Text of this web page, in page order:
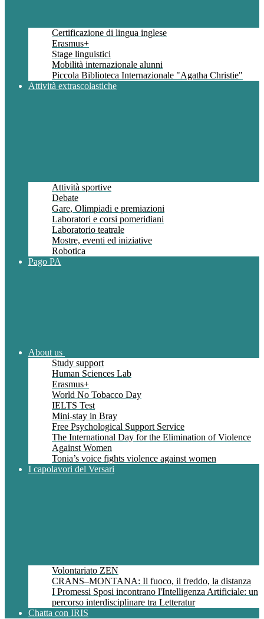
Certificazione di lingua inglese
Erasmus+
Stage linguistici
Mobilità internazionale alunni
Piccola Biblioteca Internazionale "Agatha Christie"
Attività extrascolastiche
Attività sportive
Debate
Gare, Olimpiadi e premiazioni
Laboratori e corsi pomeridiani
Laboratorio teatrale
Mostre, eventi ed iniziative
Robotica
Pago PA
About us
Study support
Human Sciences Lab
Erasmus+
World No Tobacco Day
IELTS Test
Mini-stay in Bray
Free Psychological Support Service
The International Day for the Elimination of Violence
Against Women
Tonia’s voice fights violence against women
I capolavori del Versari
Volontariato ZEN
CRANS–MONTANA: Il fuoco, il freddo, la distanza
I Promessi Sposi incontrano l'Intelligenza Artificiale: un
percorso interdisciplinare tra Letteratur
Chatta con IRIS